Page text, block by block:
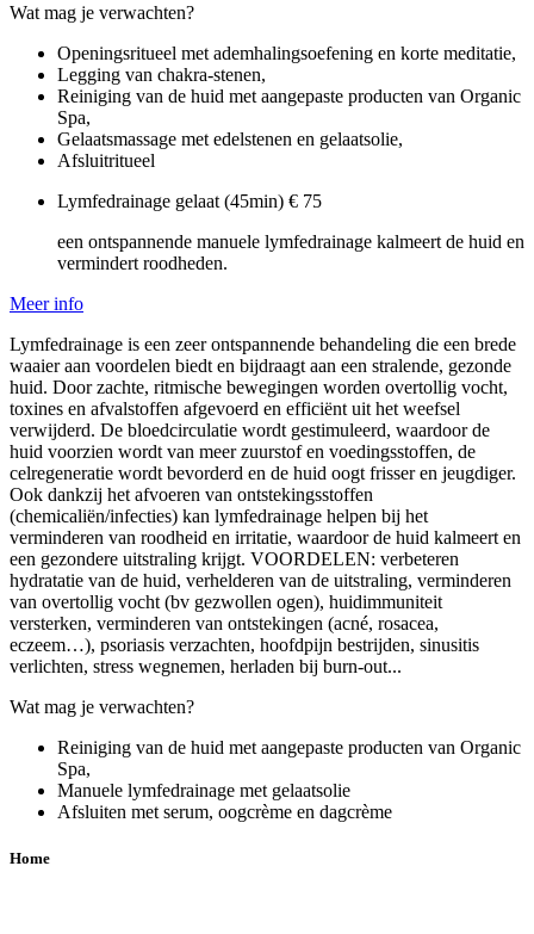
Wat mag je verwachten?
Openingsritueel met ademhalingsoefening en korte meditatie,
Legging van chakra-stenen,
Reiniging van de huid met aangepaste producten van Organic
Spa,
Gelaatsmassage met edelstenen en gelaatsolie,
Afsluitritueel
Lymfedrainage gelaat (45min) € 75
een ontspannende manuele lymfedrainage kalmeert de huid en
vermindert roodheden.
Meer info
Lymfedrainage is een zeer ontspannende behandeling die een brede
waaier aan voordelen biedt en bijdraagt aan een stralende, gezonde
huid. Door zachte, ritmische bewegingen worden overtollig vocht,
toxines en afvalstoffen afgevoerd en efficiënt uit het weefsel
verwijderd. De bloedcirculatie wordt gestimuleerd, waardoor de
huid voorzien wordt van meer zuurstof en voedingsstoffen, de
celregeneratie wordt bevorderd en de huid oogt frisser en jeugdiger.
Ook dankzij het afvoeren van ontstekingsstoffen
(chemicaliën/infecties) kan lymfedrainage helpen bij het
verminderen van roodheid en irritatie, waardoor de huid kalmeert en
een gezondere uitstraling krijgt. VOORDELEN: verbeteren
hydratatie van de huid, verhelderen van de uitstraling, verminderen
van overtollig vocht (bv gezwollen ogen), huidimmuniteit
versterken, verminderen van ontstekingen (acné, rosacea,
eczeem…), psoriasis verzachten, hoofdpijn bestrijden, sinusitis
verlichten, stress wegnemen, herladen bij burn-out...
Wat mag je verwachten?
Reiniging van de huid met aangepaste producten van Organic
Spa,
Manuele lymfedrainage met gelaatsolie
Afsluiten met serum, oogcrème en dagcrème
Home